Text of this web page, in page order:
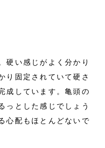
硬い感じがよく分かり
り固定されていて硬さ
成しています。亀頭の
っとした感じでしょう
心配もほとんどないで